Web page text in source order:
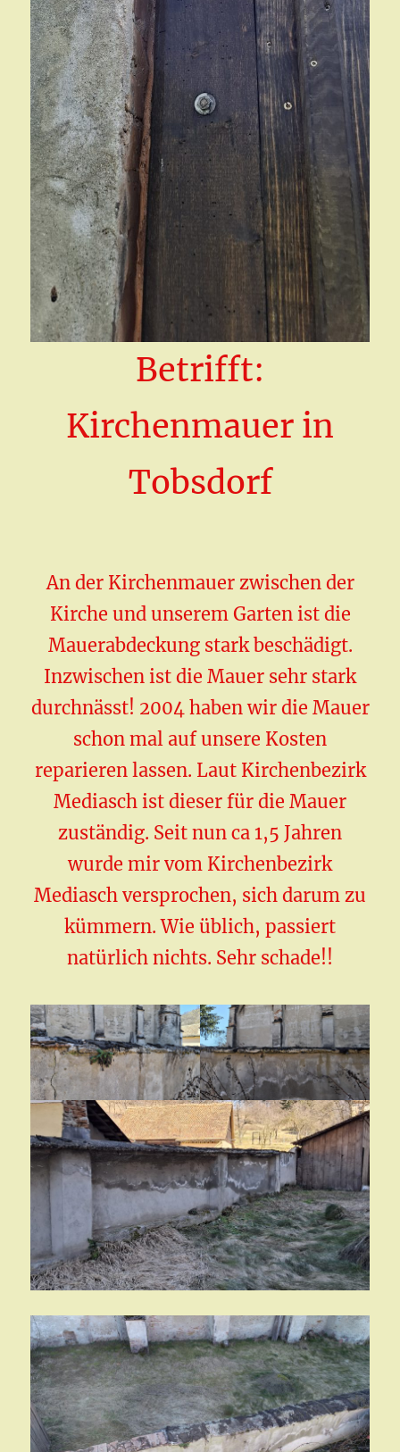
Betrifft:
Kirchenmauer in
Tobsdorf
An der Kirchenmauer zwischen der
Kirche und unserem Garten ist die
Mauerabdeckung stark beschädigt.
Inzwischen ist die Mauer sehr stark
durchnässt! 2004 haben wir die Mauer
schon mal auf unsere Kosten
reparieren lassen. Laut Kirchenbezirk
Mediasch ist dieser für die Mauer
zuständig. Seit nun ca 1,5 Jahren
wurde mir vom Kirchenbezirk
Mediasch versprochen, sich darum zu
kümmern. Wie üblich, passiert
natürlich nichts. Sehr schade!!